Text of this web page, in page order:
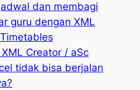
dan membagi
guru dengan XML
Creator / aSc
tidak bisa berjalan